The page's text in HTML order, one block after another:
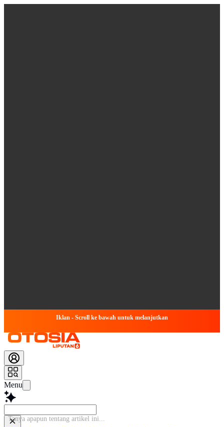
Iklan - Scroll ke bawah untuk melanjutkan
Menu
Tanya ap